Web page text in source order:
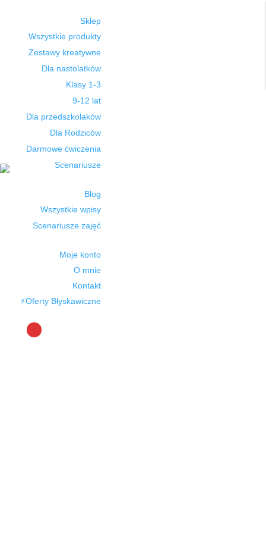
Sklep
Wszystkie produkty
Zestawy kreatywne
Dla nastolatków
Klasy 1-3
9-12 lat
Dla przedszkolaków
Dla Rodziców
Darmowe ćwiczenia
Scenariusze
Blog
Wszystkie wpisy
Scenariusze zajęć
Moje konto
O mnie
Kontakt
⚡Oferty Błyskawiczne